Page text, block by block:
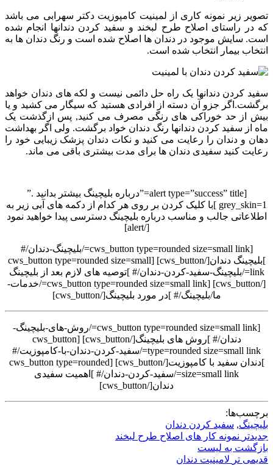
تصویر زیر نمونه کاری از لمینیت کامپوزیت دکتر سهرابی می باشد
که در راستای اصلاح طرح لبخند و سفید کردن دندانها انجام شده
است. سایش موجود در دندان ها اصلاح شده است و رنگ دندان ها به
انتخاب بیمار انتخاب شده است.
سفید کردن دندانها یک راه حل دائمی نیست و لکه های دندان خواهد
برگشت.اگر جزو آن دسته از افرادی هستید که سیگار می کشید و یا
بیش از حد خوراکی های رنگی مصرف می کنید, پس ازگذشت یک
ماه از سفید کردن دندانها رنگ دندان خواد برگشت. ولی اگر بهداشت
دهان و دندان را رعایت می کنید و نکات دندان پزشک زیبایی خود را
رعایت کنید سفیدی دندان ها برای مدت بیشتری باقی می ماند.
[alert type=”success” title=”درباره بلیچینگ بیشتر بدانید .”
grey_skin=1 ]با کلیک کردن بر روی هر کدام از دکمه های آبی زیر به
اطلاعاتی جالب و مناسب درباره بلیچینگ دسترسی پیدا خواهید نمود
[/alert]
[cws_button type=rounded size=small link=/بلیچینگ-دندان/#
]بلیچینگ دندان[/cws_button] [cws_button type=rounded size=small
link=/بلیچینگ-سفید-کردن-دندان/# ]توصیه های لازم بعد از بلیچینگ
[/cws_button] [cws_button type=rounded size=small link=/خدمات-
ما/بلیچینگ/# ]در مورد بلیچینگ[/cws_button]
[cws_button type=rounded size=small link=/روش-های-بلیچینگ-
دندان/# ]روش های بلیچینگ[/cws_button] [cws_button
type=rounded size=small link=/سفید-کردن-دندان-با-کامپوزیت/#
]دندان سفید با کامپوزیت[/cws_button] [cws_button type=rounded
size=small link=/سفید-کردن-دندان/# ]اهمیت سفیدی
دندان[/cws_button]
برچسب‌ها:
بلیچینگ, سفید کردن دندان
جدیدتر نمونه کار های اصلاح طرح لبخند
بازگشت به لیست
قدیمی تر لامینیت دندان